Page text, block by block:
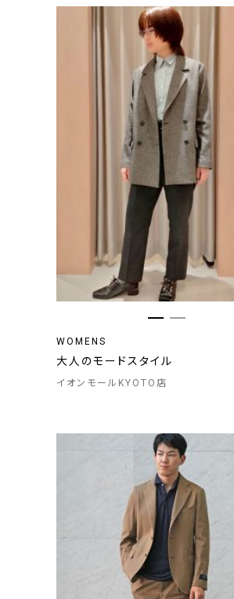
WOMENS
大人のモードスタイル
イオンモールKYOTO店